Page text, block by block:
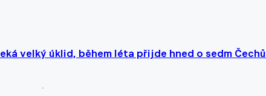
velký úklid, během léta přijde hned o sedm Čechů